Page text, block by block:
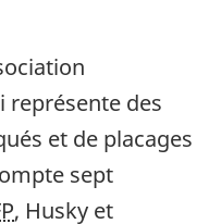
de bas de page
représente des
et de placages
sept
, Husky et